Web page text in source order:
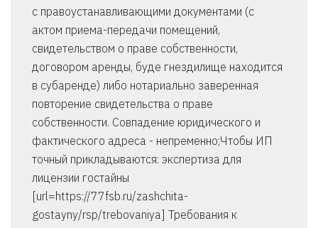
с правоустанавливающими документами (с
актом приема-передачи помещений,
свидетельством о праве собственности,
договором аренды, буде гнездилище находится
в субаренде) либо нотариально заверенная
повторение свидетельства о праве
собственности. Совпадение юридического и
фактического адреса - непременно;Чтобы ИП
точный прикладываются: экспертиза для
лицензии гостайны
[url=https://77fsb.ru/zashchita-
gostayny/rsp/trebovaniya] Требования к